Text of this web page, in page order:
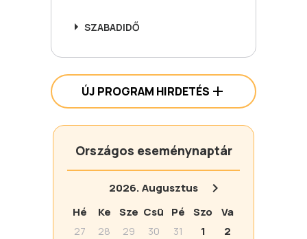
SZABADIDŐ
ÚJ PROGRAM HIRDETÉS
Országos eseménynaptár
2026.Augusztus
Hé
Ke Sze Csü Pé Szo
Va
27
28 29 30 31 1
2